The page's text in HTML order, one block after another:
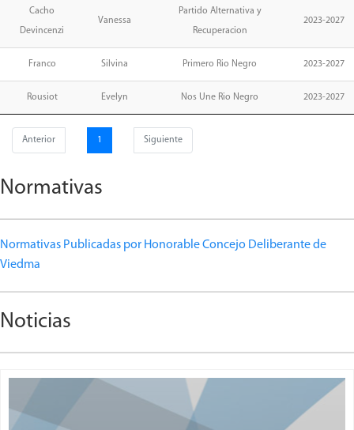
Cacho
Devincenzi
Vanessa
Partido Alternativa y
Recuperacion
2023-2027
Franco Silvina Primero Rio Negro 2023-2027
Rousiot Evelyn Nos Une Rio Negro 2023-2027
Anterior 1 Siguiente
Normativas
Normativas Publicadas por Honorable Concejo Deliberante de
Viedma
Noticias